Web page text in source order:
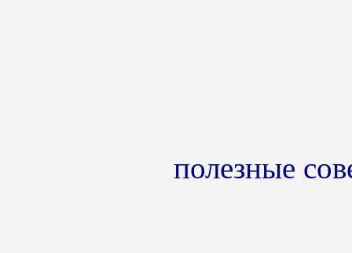
полезные